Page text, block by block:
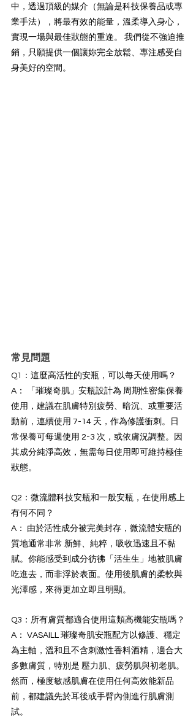
中，透過頂級的媒介（無論是科技保養品或專
業手法），將最有效的能量，溫柔導入身心，
實現一場與最佳狀態的重逢。 我們從不強迫推
銷，只願提供一個讓妳完全放鬆、專注感受自
身美好的空間。
常見問題
Q1：這麼高活性的安瓶，可以每天使用嗎？
A： 「璀璨奇肌」安瓶設計為 周期性密集保養
使用，建議在肌膚特別疲勞、暗沉、或重要活
動前，連續使用 7-14 天，作為修護衝刺。日
常保養可每週使用 2-3 次，或依膚況調整。因
其成分純淨高效，無需每日使用即可維持極佳
狀態。
Q2：微流體科技安瓶和一般安瓶，在使用感上
有何不同？
A： 由於活性成分被完美封存，微流體安瓶的
質地通常非常 新鮮、純粹，吸收迅速且不黏
膩。你能感受到成分彷彿「活生生」地被肌膚
吃進去，而非浮於表面。使用後肌膚的柔軟與
光澤感，來得更加立即且明顯。
Q3：所有膚質都適合使用這類高機能安瓶嗎？
A： VASAILL 璀璨奇肌安瓶配方以修護、穩定
為主軸，溫和且不含刺激性香料酒精，適合大
多數膚質，特別是 壓力肌、疲勞肌與初老肌。
然而，極度敏感肌膚在使用任何高效能新品
前，都建議先於耳後或手臂內側進行肌膚測
試。